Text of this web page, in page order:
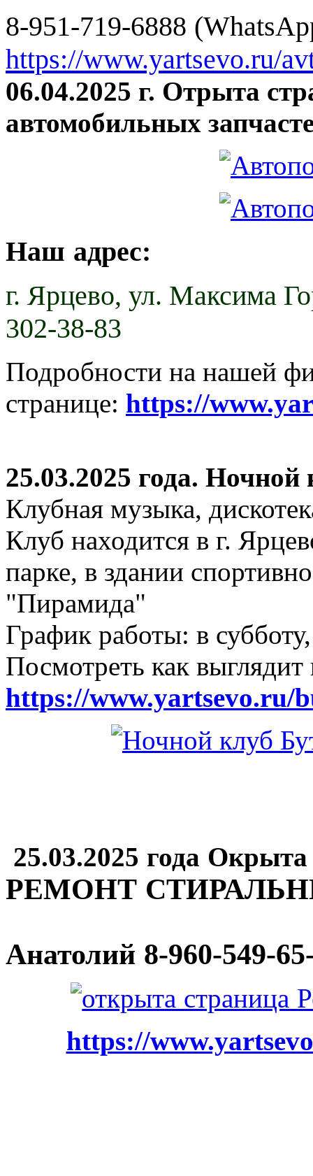
8-951-719-6888
https://www.yartsevo.ru/
06.04.2025 г. Отрыта
автомобильных
Наш адрес:
г. Ярцево, ул. Максима
302-38-83
Подробности на нашей
странице: https://
25.03.2025 года.
Клубная музыка,
Клуб находится в г.
парке, в здании
"Пирамида"
График работы: в
Посмотреть как
https://www.yartsevo.ru/
25.03.2025 года
РЕМОНТ
Анатолий 8-960-549-
https://